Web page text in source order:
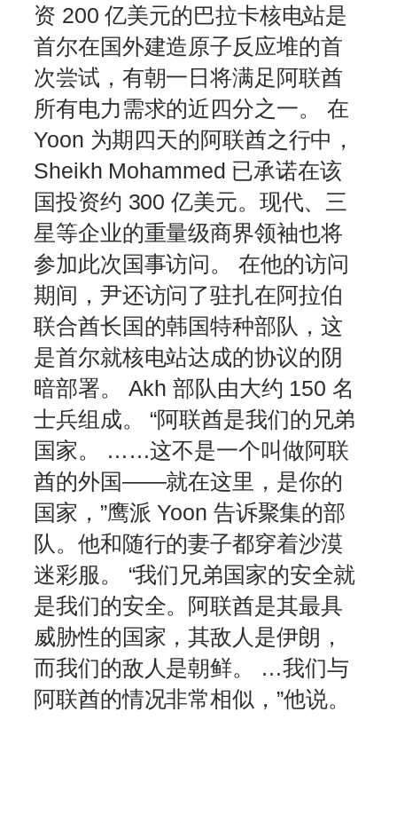
资 200 亿美元的巴拉卡核电站是
首尔在国外建造原子反应堆的首
次尝试，有朝一日将满足阿联酋
所有电力需求的近四分之一。 在
Yoon 为期四天的阿联酋之行中，
Sheikh Mohammed 已承诺在该
国投资约 300 亿美元。现代、三
星等企业的重量级商界领袖也将
参加此次国事访问。 在他的访问
期间，尹还访问了驻扎在阿拉伯
联合酋长国的韩国特种部队，这
是首尔就核电站达成的协议的阴
暗部署。 Akh 部队由大约 150 名
士兵组成。 “阿联酋是我们的兄弟
国家。 ……这不是一个叫做阿联
酋的外国——就在这里，是你的
国家，”鹰派 Yoon 告诉聚集的部
队。他和随行的妻子都穿着沙漠
迷彩服。 “我们兄弟国家的安全就
是我们的安全。阿联酋是其最具
威胁性的国家，其敌人是伊朗，
而我们的敌人是朝鲜。 …我们与
阿联酋的情况非常相似，”他说。